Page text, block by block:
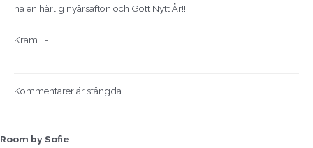
ha en härlig nyårsafton och Gott Nytt År!!!
Kram L-L
Kommentarer är stängda.
Room by Sofie